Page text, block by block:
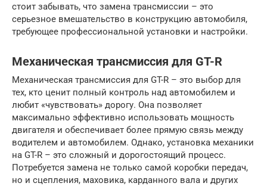
стоит забывать, что замена трансмиссии – это
серьезное вмешательство в конструкцию автомобиля,
требующее профессиональной установки и настройки.
Механическая трансмиссия для GT-R
Механическая трансмиссия для GT-R – это выбор для
тех, кто ценит полный контроль над автомобилем и
любит «чувствовать» дорогу. Она позволяет
максимально эффективно использовать мощность
двигателя и обеспечивает более прямую связь между
водителем и автомобилем. Однако, установка механики
на GT-R – это сложный и дорогостоящий процесс.
Потребуется замена не только самой коробки передач,
но и сцепления, маховика, карданного вала и других